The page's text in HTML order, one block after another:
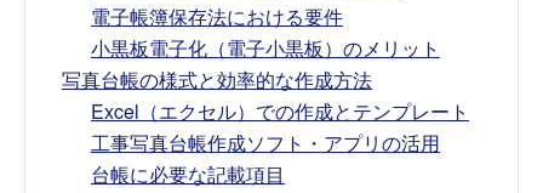
電子帳簿保存法における要件
小黒板電子化（電子小黒板）のメリット
写真台帳の様式と効率的な作成方法
Excel（エクセル）での作成とテンプレート
工事写真台帳作成ソフト・アプリの活用
台帳に必要な記載項目